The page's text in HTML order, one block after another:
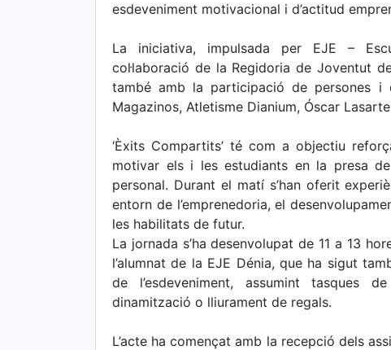
esdeveniment motivacional i d’actitud
La iniciativa, impulsada per EJE –
col·laboració de la Regidoria de Joventut
també amb la participació de persones i
Magazinos, Atletisme Dianium, Óscar
‘Èxits Compartits’ té com a objectiu
motivar els i les estudiants en la presa
personal. Durant el matí s’han oferit
entorn de l’emprenedoria, el
les habilitats de futur.
La jornada s’ha desenvolupat de 11 a 13
l’alumnat de la EJE Dénia, que ha sigut
de l’esdeveniment, assumint tasques
dinamització o lliurament de regals.
L’acte ha començat amb la recepció dels